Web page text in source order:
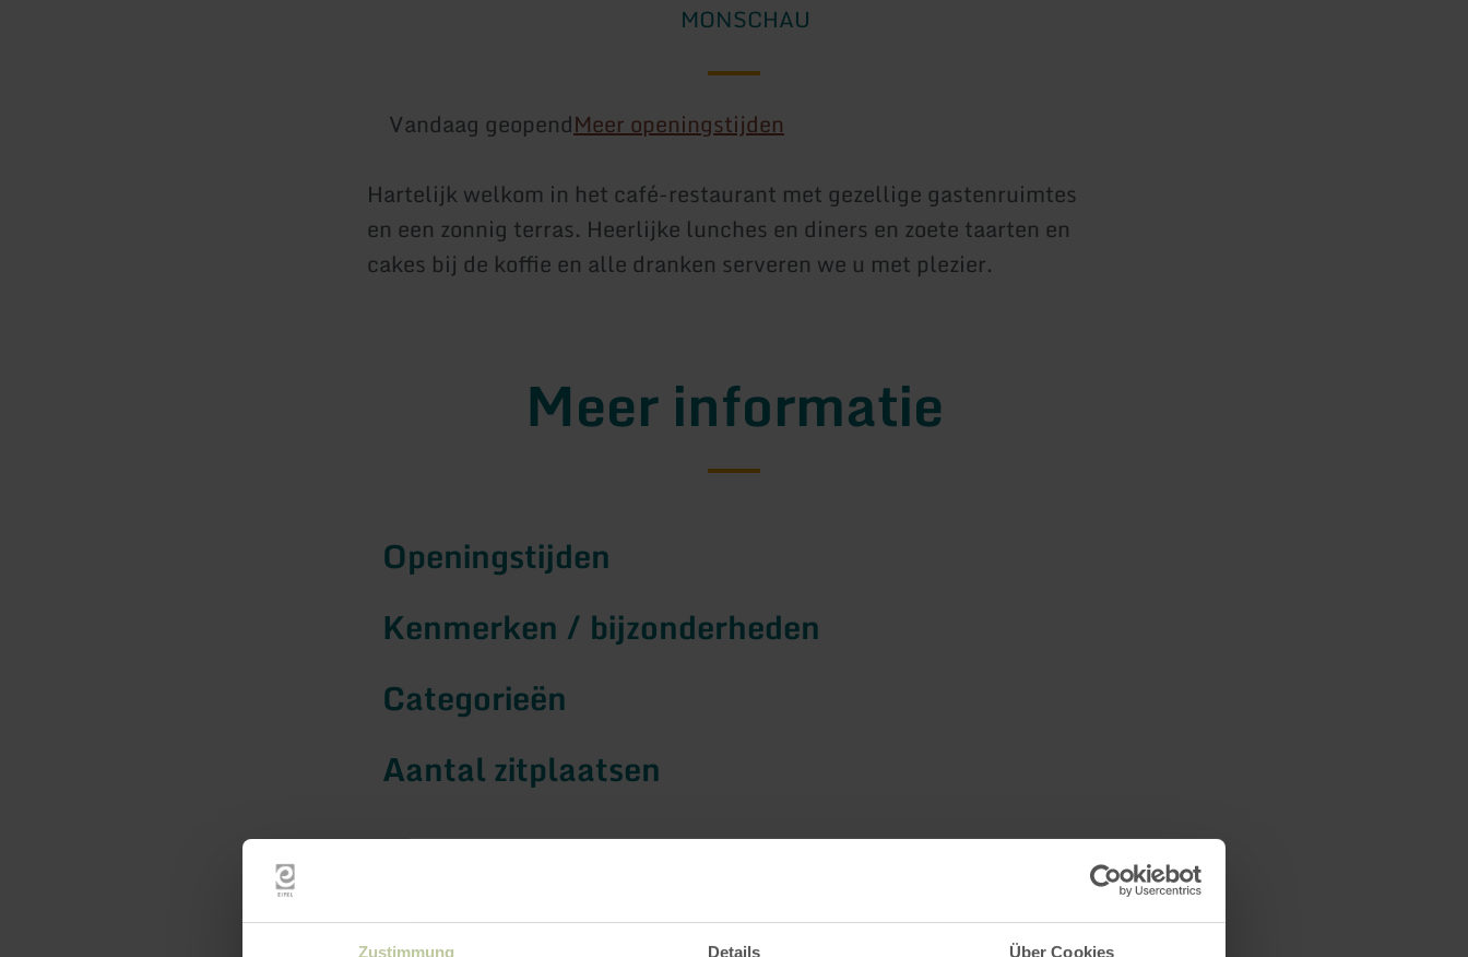
Zustimmung Details Über Cookies
MONSCHAU
Vandaag geopendMeer openingstijden
Hartelijk welkom in het café-restaurant met gezellige gastenruimtes
en een zonnig terras. Heerlijke lunches en diners en zoete taarten en
cakes bij de koffie en alle dranken serveren we u met plezier.
Meer informatie
Openingstijden
Kenmerken / bijzonderheden
Categorieën
Aantal zitplaatsen
Impressies